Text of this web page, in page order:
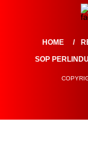
HOME
SOP